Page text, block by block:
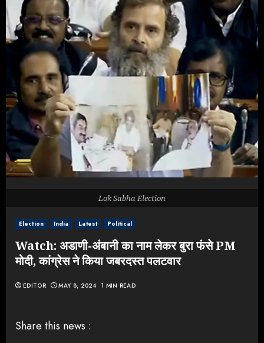
Election India Latest Political
Watch: अडाणी-अंबानी का नाम लेकर बुरा फंसे PM
मोदी, कांग्रेस ने किया जबरदस्त पलटवार
EDITOR MAY 8, 2024 1 MIN READ
Lok Sabha Election
Share this news :